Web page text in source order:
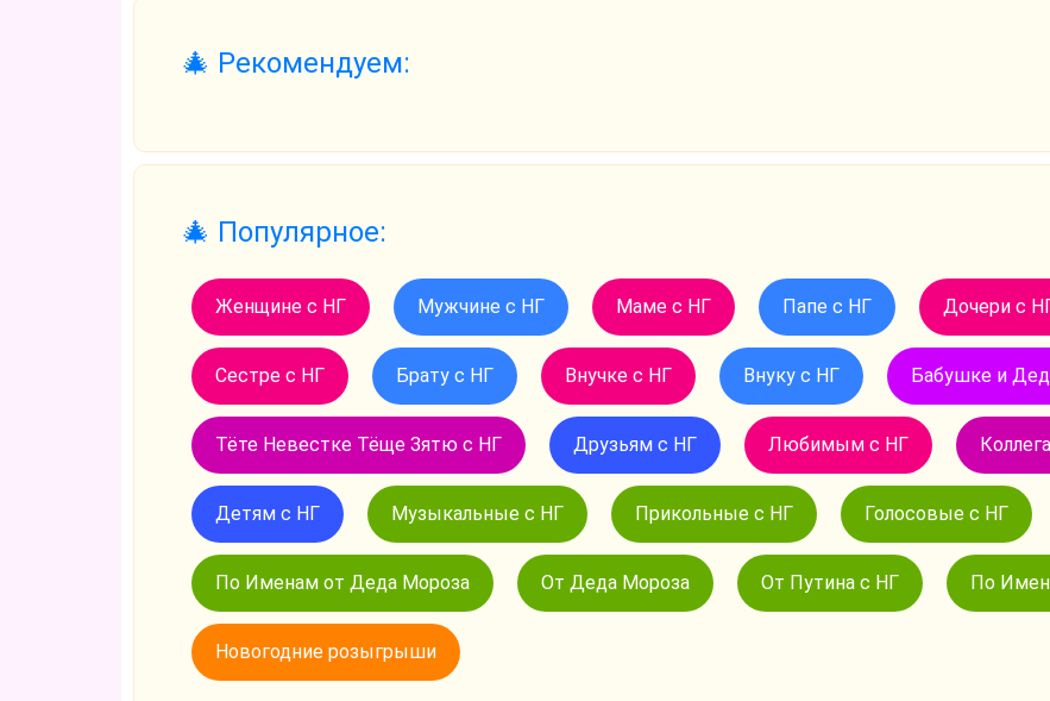
🎄 Рекомендуем:
🎄 Популярное:
Женщине с НГ Мужчине с НГ Маме с НГ Папе с НГ Дочери с
Сестре с НГ Брату с НГ Внучке с НГ Внуку с НГ Бабушке и
Тёте Невестке Тёще Зятю с НГ Друзьям с НГ Любимым с НГ
Детям с НГ Музыкальные с НГ Прикольные с НГ Голосовые с НГ
По Именам от Деда Мороза От Деда Мороза От Путина с НГ По
Новогодние розыгрыши